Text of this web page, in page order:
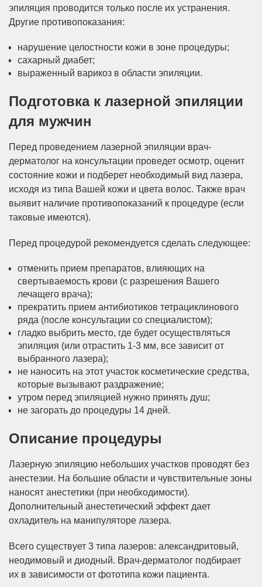
эпиляция проводится только после их устранения.
Другие противопоказания:
нарушение целостности кожи в зоне процедуры;
сахарный диабет;
выраженный варикоз в области эпиляции.
Подготовка к лазерной эпиляции
для мужчин
Перед проведением лазерной эпиляции врач-
дерматолог на консультации проведет осмотр, оценит
состояние кожи и подберет необходимый вид лазера,
исходя из типа Вашей кожи и цвета волос. Также врач
выявит наличие противопоказаний к процедуре (если
таковые имеются).
Перед процедурой рекомендуется сделать следующее:
отменить прием препаратов, влияющих на
свертываемость крови (с разрешения Вашего
лечащего врача);
прекратить прием антибиотиков тетрациклинового
ряда (после консультации со специалистом);
гладко выбрить место, где будет осуществляться
эпиляция (или отрастить 1-3 мм, все зависит от
выбранного лазера);
не наносить на этот участок косметические средства,
которые вызывают раздражение;
утром перед эпиляцией нужно принять душ;
не загорать до процедуры 14 дней.
Описание процедуры
Лазерную эпиляцию небольших участков проводят без
анестезии. На большие области и чувствительные зоны
наносят анестетики (при необходимости).
Дополнительный анестетический эффект дает
охладитель на манипуляторе лазера.
Всего существует 3 типа лазеров: александритовый,
неодимовый и диодный. Врач-дерматолог подбирает
их в зависимости от фототипа кожи пациента.